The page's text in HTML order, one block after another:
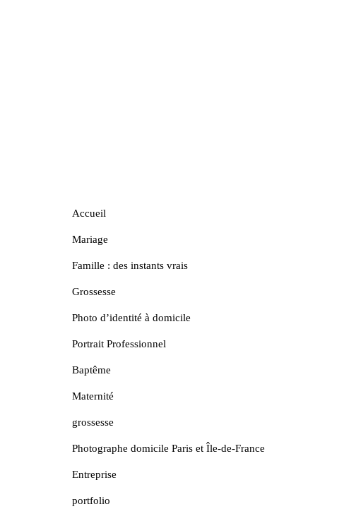
Accueil
Mariage
Famille : des instants vrais
Grossesse
Photo d’identité à domicile
Portrait Professionnel
Baptême
Maternité
grossesse
Photographe domicile Paris et Île-de-France
Entreprise
portfolio